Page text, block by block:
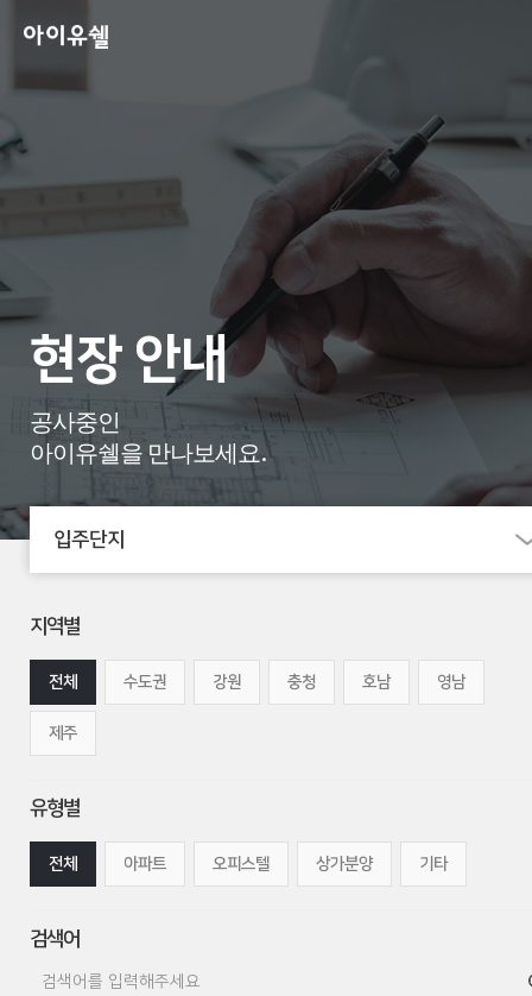
현장 안내
공사중인
아이유쉘을 만나보세요.
입주단지
지역별
전체 수도권 강원 충청 호남 영남
제주
유형별
전체 아파트 오피스텔 상가분양 기타
검색어